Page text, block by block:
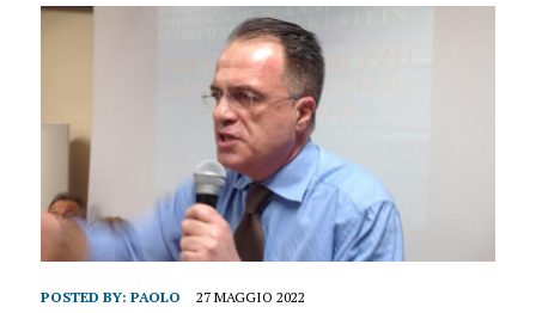
POSTED BY: PAOLO 27 MAGGIO 2022